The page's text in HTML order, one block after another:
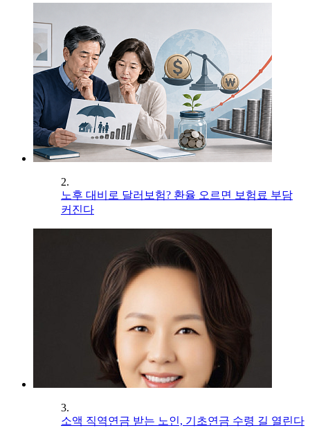
2.
노후 대비로 달러보험? 환율 오르면 보험료 부담
커진다
3.
소액 직역연금 받는 노인, 기초연금 수령 길 열린다